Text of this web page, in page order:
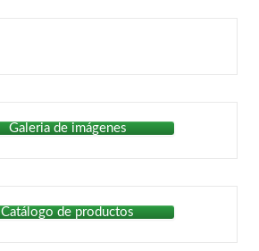
Galeria de imágenes
Catálogo de productos